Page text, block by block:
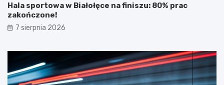
Hala sportowa w Białołęce na finiszu: 80% prac
zakończone!
7 sierpnia 2026